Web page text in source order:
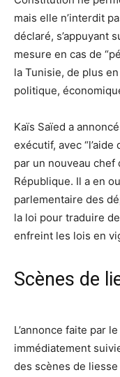
mais elle n’interdit
déclaré, s’appuyant
mesure en cas de
la Tunisie, de plus
politique,
Kaïs Saïed a
exécutif, avec
par un nouveau
République. Il a en
parlementaire des
la loi pour traduire
enfreint les lois en
Scènes de
L’annonce faite par
immédiatement
des scènes de